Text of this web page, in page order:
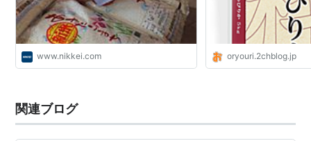
る。一穂籾数は「おぼろづき」よりやや少なく「ほしの
ゆめ」よりやや多く、粒着密度は“中”である。ふ色およ
びふ先色は“黄白”で、“短”芒を“稀”に生じる。脱粒性
は“難”である。
短い。粒幅は「おぼろづき」「ほしのゆめ」よりやや広
い。玄米の形状は“半円”である。粒厚は「おぼろづき」
www.nikkei.com oryouri.2chblog.jp
関連ブログ